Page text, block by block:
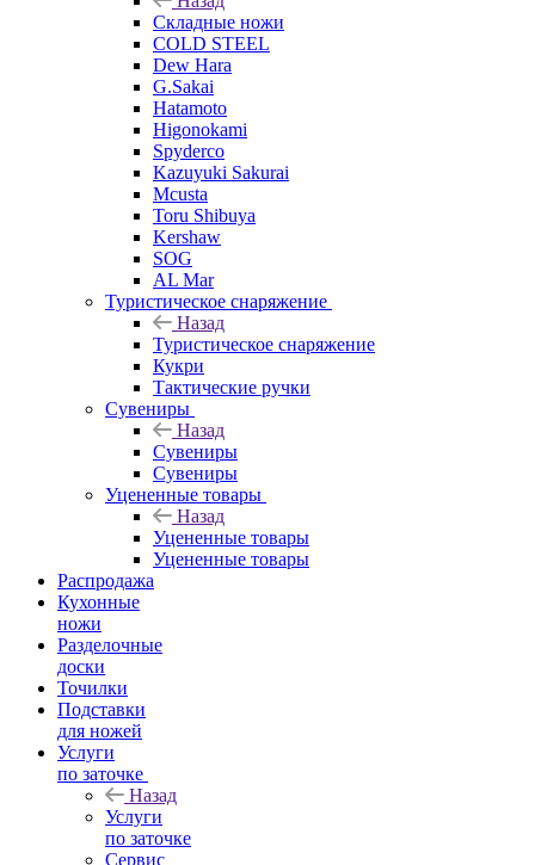
Складные ножи
COLD STEEL
Dew Hara
G.Sakai
Hatamoto
Higonokami
Spyderco
Kazuyuki Sakurai
Mcusta
Toru Shibuya
Kershaw
SOG
AL Mar
Туристическое снаряжение
Назад
Туристическое снаряжение
Кукри
Тактические ручки
Сувениры
Назад
Сувениры
Сувениры
Уцененные товары
Назад
Уцененные товары
Уцененные товары
Распродажа
Кухонные
ножи
Разделочные
доски
Точилки
Подставки
для ножей
Услуги
по заточке
Назад
Услуги
по заточке
Сервис